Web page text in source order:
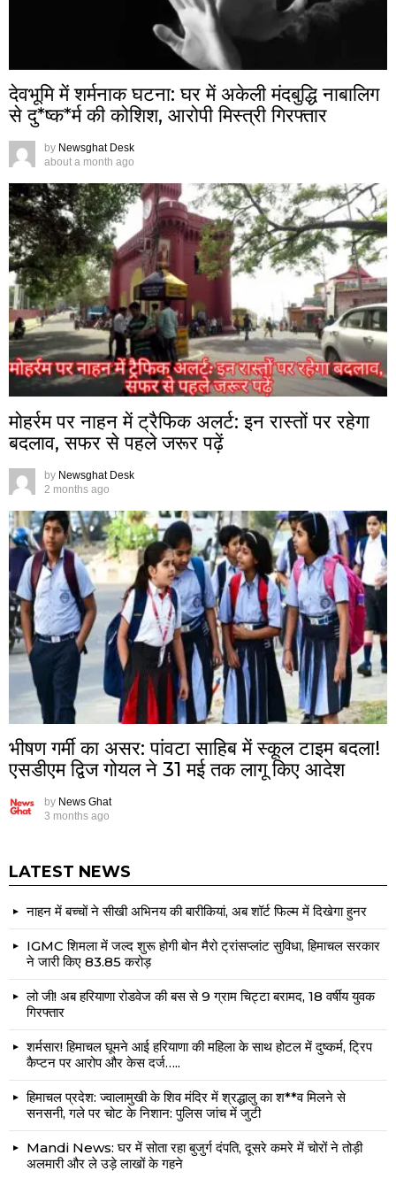
देवभूमि में शर्मनाक घटना: घर में अकेली मंदबुद्धि नाबालिग
से दु*ष्क*र्म की कोशिश, आरोपी मिस्त्री गिरफ्तार
by Newsghat Desk
about a month ago
मोहर्रम पर नाहन में ट्रैफिक अलर्ट: इन रास्तों पर रहेगा
बदलाव, सफर से पहले जरूर पढ़ें
by Newsghat Desk
2 months ago
भीषण गर्मी का असर: पांवटा साहिब में स्कूल टाइम बदला!
एसडीएम द्विज गोयल ने 31 मई तक लागू किए आदेश
by News Ghat
3 months ago
LATEST NEWS
नाहन में बच्चों ने सीखी अभिनय की बारीकियां, अब शॉर्ट फिल्म में दिखेगा हुनर
IGMC शिमला में जल्द शुरू होगी बोन मैरो ट्रांसप्लांट सुविधा, हिमाचल सरकार
ने जारी किए ₹83.85 करोड़
लो जी! अब हरियाणा रोडवेज की बस से 9 ग्राम चिट्टा बरामद, 18 वर्षीय युवक
गिरफ्तार
शर्मसार! हिमाचल घूमने आई हरियाणा की महिला के साथ होटल में दुष्कर्म, ट्रिप
कैप्टन पर आरोप और केस दर्ज…..
हिमाचल प्रदेश: ज्वालामुखी के शिव मंदिर में श्रद्धालु का श**व मिलने से
सनसनी, गले पर चोट के निशान: पुलिस जांच में जुटी
Mandi News: घर में सोता रहा बुजुर्ग दंपति, दूसरे कमरे में चोरों ने तोड़ी
अलमारी और ले उड़े लाखों के गहने